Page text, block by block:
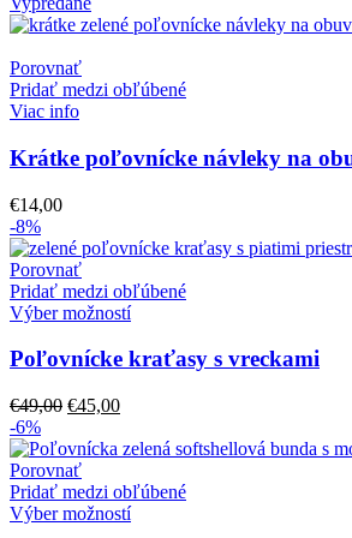
Porovnať
Pridať medzi obľúbené
Viac info
Krátke poľovnícke návleky na
€14,00
-8%
Porovnať
Pridať medzi obľúbené
Výber možností
Poľovnícke kraťasy s vreckami
€49,00 Pôvodná
bola:
€49,00.
€45,00Aktuálna
je:
-6%
Porovnať
Pridať medzi obľúbené
Výber možností